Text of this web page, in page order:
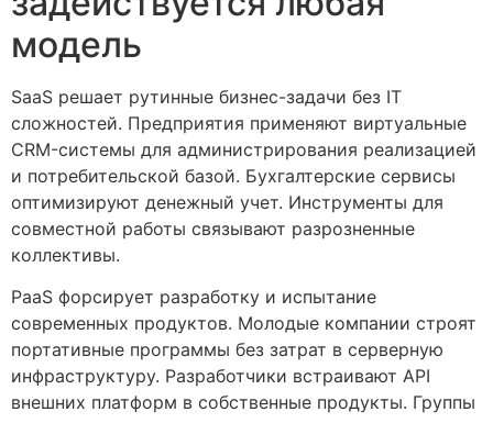
модель
SaaS решает рутинные бизнес-задачи без IT
сложностей. Предприятия применяют виртуальные
CRM-системы для администрирования реализацией
и потребительской базой. Бухгалтерские сервисы
оптимизируют денежный учет. Инструменты для
совместной работы связывают разрозненные
коллективы.
PaaS форсирует разработку и испытание
современных продуктов. Молодые компании строят
портативные программы без затрат в серверную
инфраструктуру. Разработчики встраивают API
внешних платформ в собственные продукты. Группы